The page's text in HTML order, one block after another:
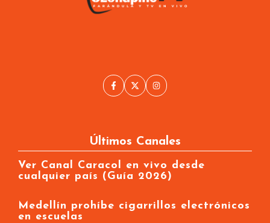
Últimos Canales
Ver Canal Caracol en vivo desde
cualquier país (Guía 2026)
Medellín prohíbe cigarrillos electrónicos
en escuelas